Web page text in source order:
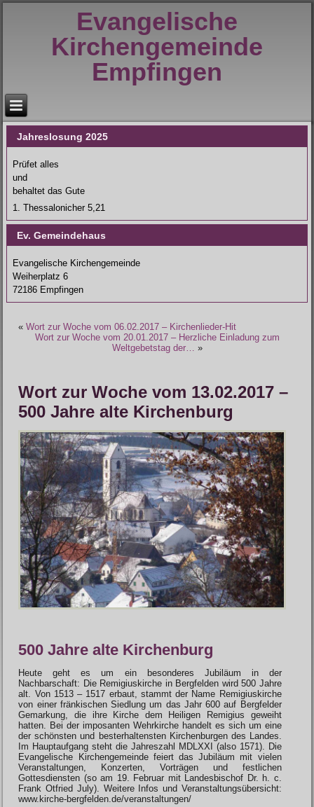
Evangelische
Kirchengemeinde
Empfingen
Jahreslosung 2025
Prüfet alles
und
behaltet das Gute
1. Thessalonicher 5,21
Ev. Gemeindehaus
Evangelische Kirchengemeinde
Weiherplatz 6
72186 Empfingen
«Wort zur Woche vom 06.02.2017 – Kirchenlieder-Hit
Wort zur Woche vom 20.01.2017 – Herzliche Einladung zum
Weltgebetstag der… »
Wort zur Woche vom 13.02.2017 –
500 Jahre alte Kirchenburg
500 Jahre alte Kirchenburg
Heute geht es um ein besonderes Jubiläum in der
Nachbarschaft: Die Remigiuskirche in Bergfelden wird 500 Jahre
alt. Von 1513 – 1517 erbaut, stammt der Name Remigiuskirche
von einer fränkischen Siedlung um das Jahr 600 auf Bergfelder
Gemarkung, die ihre Kirche dem Heiligen Remigius geweiht
hatten. Bei der imposanten Wehrkirche handelt es sich um eine
der schönsten und besterhaltensten Kirchenburgen des Landes.
Im Hauptaufgang steht die Jahreszahl MDLXXI (also 1571). Die
Evangelische Kirchengemeinde feiert das Jubiläum mit vielen
Veranstaltungen, Konzerten, Vorträgen und festlichen
Gottesdiensten (so am 19. Februar mit Landesbischof Dr. h. c.
Frank Otfried July). Weitere Infos und Veranstaltungsübersicht:
www.kirche-bergfelden.de/veranstaltungen/